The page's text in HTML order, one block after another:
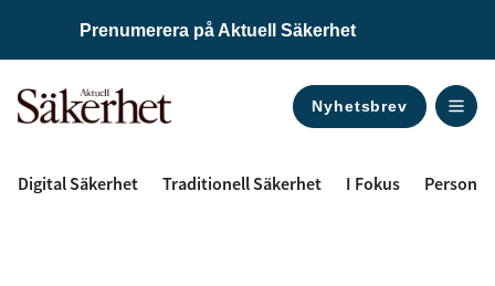
Prenumerera på Aktuell Säkerhet
Nyhetsbrev
Digital Säkerhet Traditionell Säkerhet I Fokus